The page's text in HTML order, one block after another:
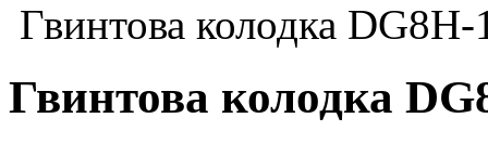
Гвинтова колодка
Гвинтова колодка